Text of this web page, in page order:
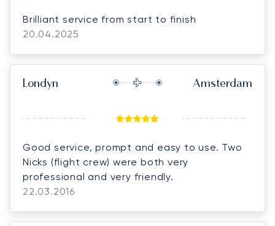
Brilliant service from start to finish
20.04.2025
Londyn Amsterdam
Good service, prompt and easy to use. Two
Nicks (flight crew) were both very
professional and very friendly.
22.03.2016